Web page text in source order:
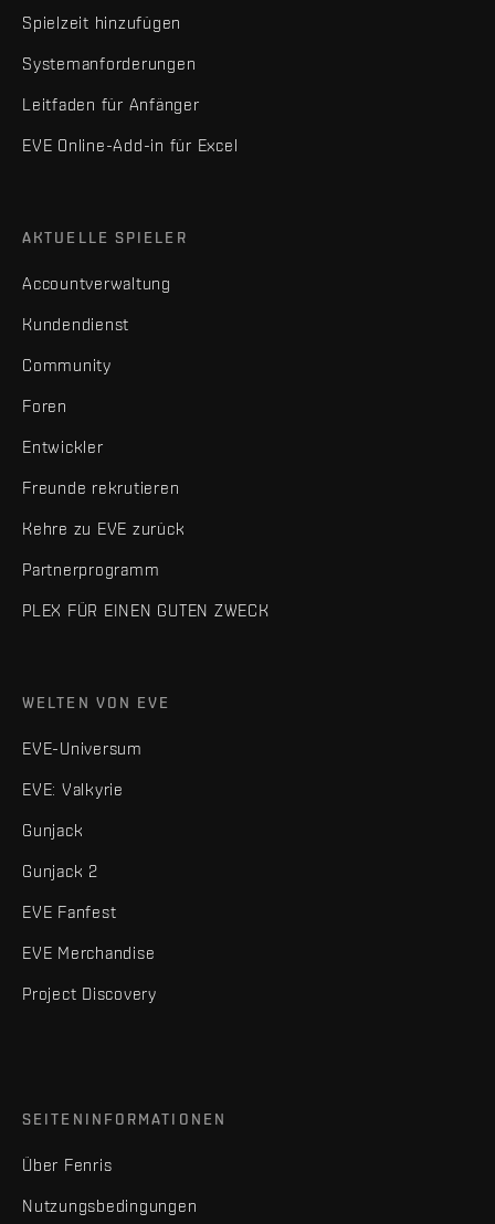
Spielzeit hinzufügen
Systemanforderungen
Leitfaden für Anfänger
EVE Online-Add-in für Excel
AKTUELLE SPIELER
Accountverwaltung
Kundendienst
Community
Foren
Entwickler
Freunde rekrutieren
Kehre zu EVE zurück
Partnerprogramm
PLEX FÜR EINEN GUTEN ZWECK
WELTEN VON EVE
EVE-Universum
EVE: Valkyrie
Gunjack
Gunjack 2
EVE Fanfest
EVE Merchandise
Project Discovery
SEITENINFORMATIONEN
Über Fenris
Nutzungsbedingungen